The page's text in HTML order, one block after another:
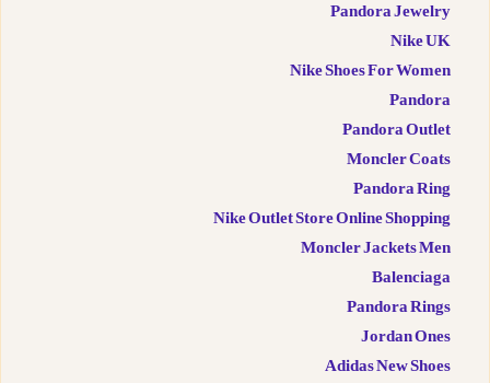
Pandora Jewelry
Nike UK
Nike Shoes For Women
Pandora
Pandora Outlet
Moncler Coats
Pandora Ring
Nike Outlet Store Online Shopping
Moncler Jackets Men
Balenciaga
Pandora Rings
Jordan Ones
Adidas New Shoes